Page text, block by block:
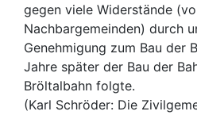
gegen viele Widerstände
Nachbargemeinden) durch
Genehmigung zum Bau der
Jahre später der Bau der
Bröltalbahn folgte.
(Karl Schröder: Die